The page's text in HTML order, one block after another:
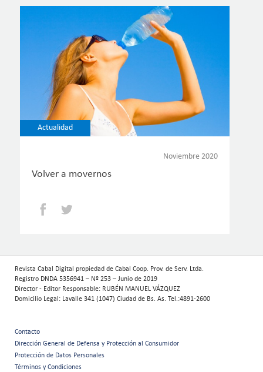
Actualidad
Noviembre 2020
Volver a movernos
Facebook
Revista Cabal Digital propiedad de Cabal Coop. Prov. de Serv. Ltda.
Registro DNDA 5356941 – Nº 253 – Junio de 2019
Director - Editor Responsable: RUBÉN MANUEL VÁZQUEZ
Domicilio Legal: Lavalle 341 (1047) Ciudad de Bs. As. Tel.:4891-2600
Menú
secundario
Contacto
Dirección General de Defensa y Protección al Consumidor
Protección de Datos Personales
Términos y Condiciones